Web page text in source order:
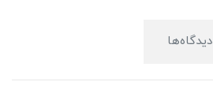
دیدگاه‌ها